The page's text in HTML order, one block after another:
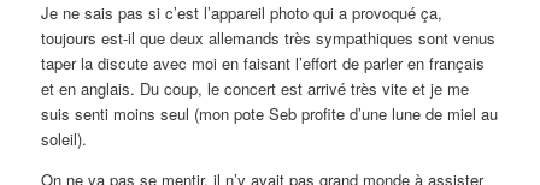
Je ne sais pas si c’est l’appareil photo qui a provoqué ça,
toujours est-il que deux allemands très sympathiques sont venus
taper la discute avec moi en faisant l’effort de parler en français
et en anglais. Du coup, le concert est arrivé très vite et je me
suis senti moins seul (mon pote Seb profite d’une lune de miel au
soleil).
On ne va pas se mentir, il n’y avait pas grand monde à assister